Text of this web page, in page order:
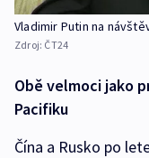
Vladimir Putin na
Zdroj: ČT24
Obě velmoci jako
Pacifiku
Čína a Rusko po